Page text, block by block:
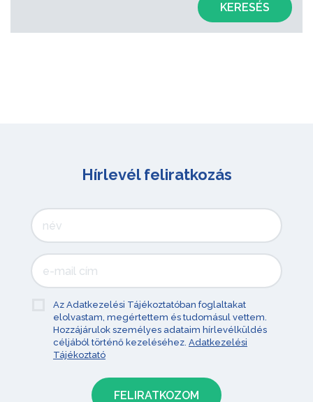
KERESÉS
Hírlevél feliratkozás
Az Adatkezelési Tájékoztatóban foglaltakat
elolvastam, megértettem és tudomásul vettem.
Hozzájárulok személyes adataim hírlevélküldés
céljából történő kezeléséhez. Adatkezelési
Tájékoztató